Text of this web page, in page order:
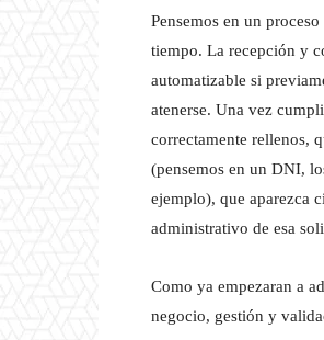
Pensemos en un
tiempo. La recepción y
automatizable si
atenerse. Una vez
correctamente rellenos,
(pensemos en un DNI,
ejemplo), que aparezca
administrativo de esa
Como ya empezaran a
negocio, gestión y